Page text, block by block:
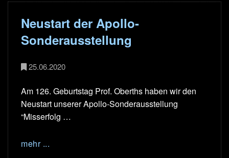
Neustart der Apollo-
Sonderausstellung
25.06.2020
Am 126. Geburtstag Prof. Oberths haben wir den
Neustart unserer Apollo-Sonderausstellung
“Misserfolg …
mehr ...